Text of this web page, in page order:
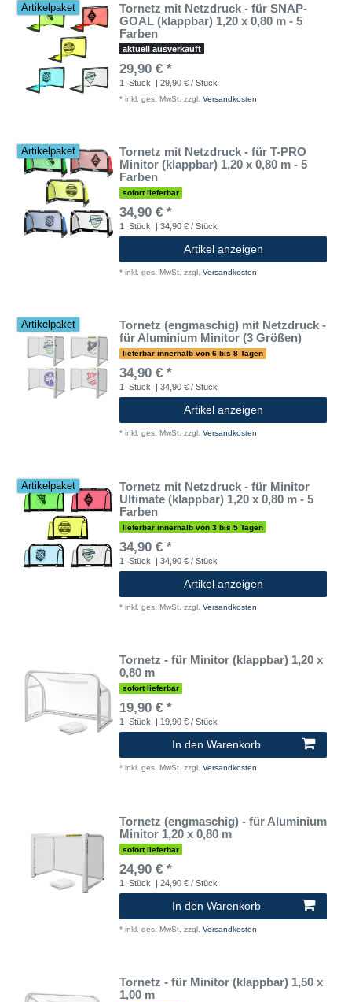
Artikelpaket
Tornetz mit Netzdruck - für SNAP-
GOAL (klappbar) 1,20 x 0,80 m - 5
Farben
aktuell ausverkauft
29,90 € *
1 Stück | 29,90 € / Stück
* inkl. ges. MwSt. zzgl. Versandkosten
Artikelpaket
Tornetz mit Netzdruck - für T-PRO
Minitor (klappbar) 1,20 x 0,80 m - 5
Farben
sofort lieferbar
34,90 € *
1 Stück | 34,90 € / Stück
Artikel anzeigen
* inkl. ges. MwSt. zzgl. Versandkosten
Artikelpaket
Tornetz (engmaschig) mit Netzdruck -
für Aluminium Minitor (3 Größen)
lieferbar innerhalb von 6 bis 8 Tagen
34,90 € *
1 Stück | 34,90 € / Stück
Artikel anzeigen
* inkl. ges. MwSt. zzgl. Versandkosten
Artikelpaket
Tornetz mit Netzdruck - für Minitor
Ultimate (klappbar) 1,20 x 0,80 m - 5
Farben
lieferbar innerhalb von 3 bis 5 Tagen
34,90 € *
1 Stück | 34,90 € / Stück
Artikel anzeigen
* inkl. ges. MwSt. zzgl. Versandkosten
Tornetz - für Minitor (klappbar) 1,20 x
0,80 m
sofort lieferbar
19,90 € *
1 Stück | 19,90 € / Stück
In den Warenkorb
* inkl. ges. MwSt. zzgl. Versandkosten
Tornetz (engmaschig) - für Aluminium
Minitor 1,20 x 0,80 m
sofort lieferbar
24,90 € *
1 Stück | 24,90 € / Stück
In den Warenkorb
* inkl. ges. MwSt. zzgl. Versandkosten
Tornetz - für Minitor (klappbar) 1,50 x
1,00 m